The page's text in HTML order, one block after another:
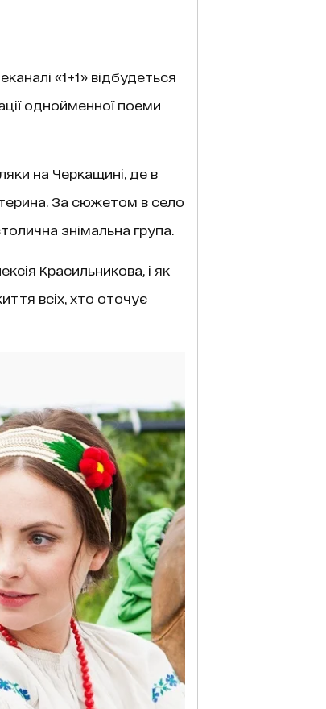
«1+1» відбудеться
однойменної поеми
на Черкащині, де в
За сюжетом в село
знімальна група.
Красильникова, і як
всіх, хто оточує